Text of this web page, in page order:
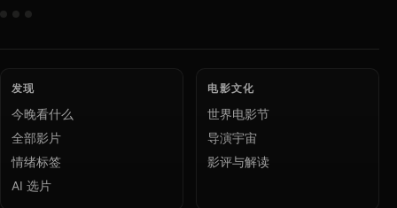
发现
今晚看什么
全部影片
情绪标签
AI 选片
电影文化
世界电影节
导演宇宙
影评与解读